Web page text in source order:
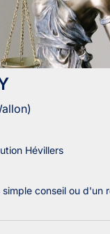
Hévillers
conseil ou d'un